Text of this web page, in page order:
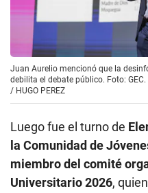
Juan Aurelio mencionó que la
debilita el debate público. Foto: GEC.
/ HUGO PEREZ
Luego fue el turno de
la Comunidad de
miembro del comité
Universitario 2026,